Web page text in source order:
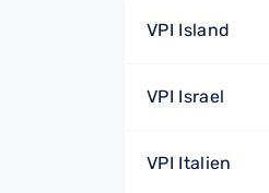
VPI Island
VPI Israel
VPI Italien